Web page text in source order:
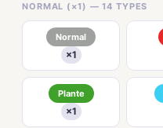
NORMAL (×1) — 14 TYPES
Normal
×1
Plante
×1